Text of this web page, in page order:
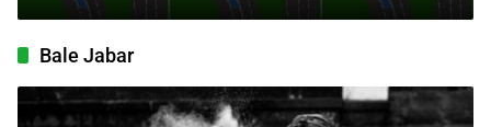
Bale Jabar